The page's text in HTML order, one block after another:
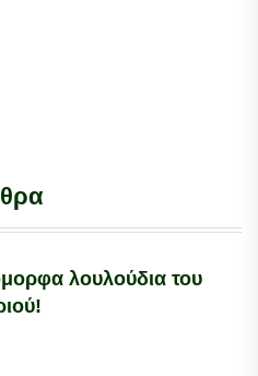
λουλούδια του